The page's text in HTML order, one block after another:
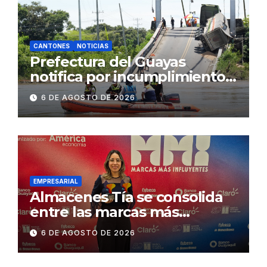
CANTONES NOTICIAS
Prefectura del Guayas
notifica por incumplimiento
contractual a la
Concesionaria CONORTE y
exige celeridad en
desmontaje del puente
Gonzalo Icaza Cornejo, en
Daule
6 DE AGOSTO DE 2026
EMPRESARIAL
Almacenes Tía se consolida
entre las marcas más
influyentes del Ecuador
6 DE AGOSTO DE 2026